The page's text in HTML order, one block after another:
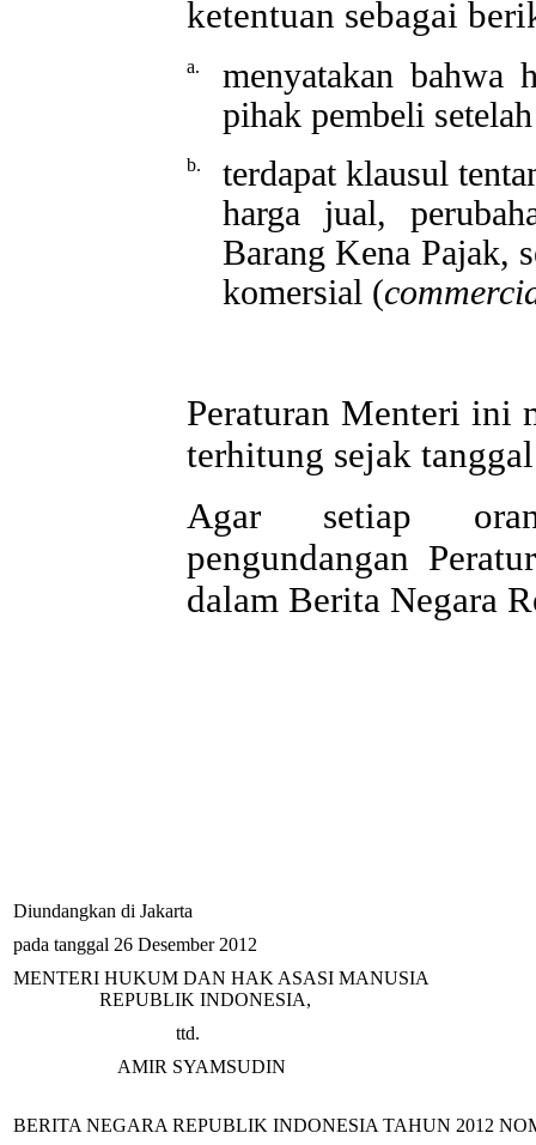
ketentuan sebagai
a.
menyatakan bahwa
pihak pembeli
b.
terdapat klausul
harga jual,
Barang Kena Pajak,
komersial (
Peraturan Menteri ini
terhitung sejak
Agar setiap
pengundangan
dalam Berita Negara
Diundangkan di Jakarta
pada tanggal 26 Desember 2012
MENTERI HUKUM DAN HAK ASASI MANUSIA
REPUBLIK INDONESIA,
ttd.
AMIR SYAMSUDIN
BERITA NEGARA REPUBLIK INDONESIA TAHUN 2012